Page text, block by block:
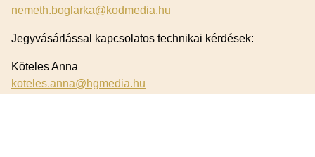
nemeth.boglarka@kodmedia.hu
Jegyvásárlással kapcsolatos technikai kérdések:
Köteles Anna
koteles.anna@hgmedia.hu